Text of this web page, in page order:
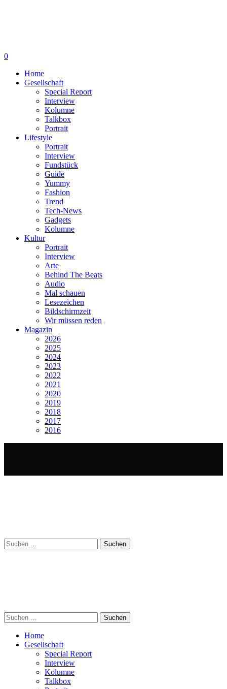
0
Home
Gesellschaft
Special Report
Interview
Kolumne
Talkbox
Portrait
Lifestyle
Portrait
Interview
Fundstück
Guide
Yummy
Fashion
Trend
Tech-News
Gadgets
Kolumne
Kultur
Portrait
Interview
Arte
Behind The Beats
Audio
Mal schauen
Lesezeichen
Bildschirmzeit
Wir müssen reden
Magazin
2026
2025
2024
2023
2022
2021
2020
2019
2018
2017
2016
Suchen
nach:
Suchen
nach:
Home
Gesellschaft
Special Report
Interview
Kolumne
Talkbox